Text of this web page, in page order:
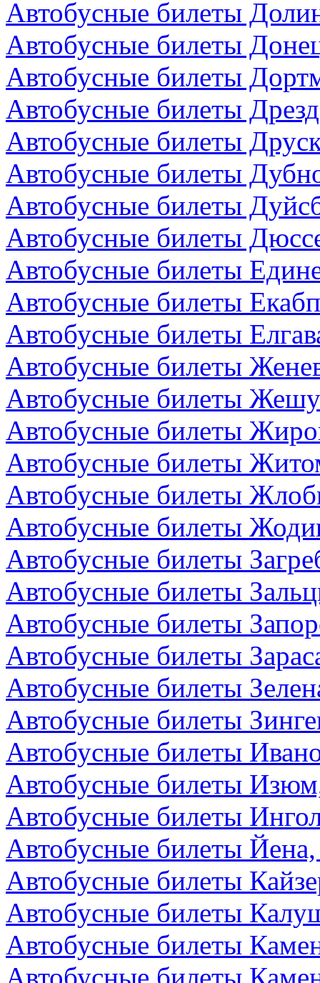
Автобусные билеты
Автобусные билеты
Автобусные билеты
Автобусные билеты
Автобусные билеты
Автобусные билеты
Автобусные билеты
Автобусные билеты
Автобусные билеты
Автобусные билеты
Автобусные билеты
Автобусные билеты
Автобусные билеты
Автобусные билеты
Автобусные билеты
Автобусные билеты
Автобусные билеты
Автобусные билеты
Автобусные билеты
Автобусные билеты
Автобусные билеты
Автобусные билеты
Автобусные билеты
Автобусные билеты
Автобусные билеты
Автобусные билеты
Автобусные билеты
Автобусные билеты
Автобусные билеты
Автобусные билеты
Автобусные билеты